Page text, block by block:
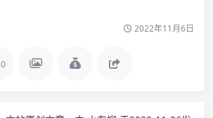
2022年11月6日
0